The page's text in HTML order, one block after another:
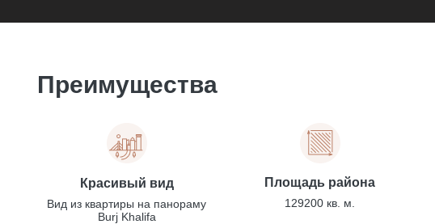
Преимущества
Красивый вид
Вид из квартиры на панораму
Burj Khalifa
Площадь района
129200 кв. м.